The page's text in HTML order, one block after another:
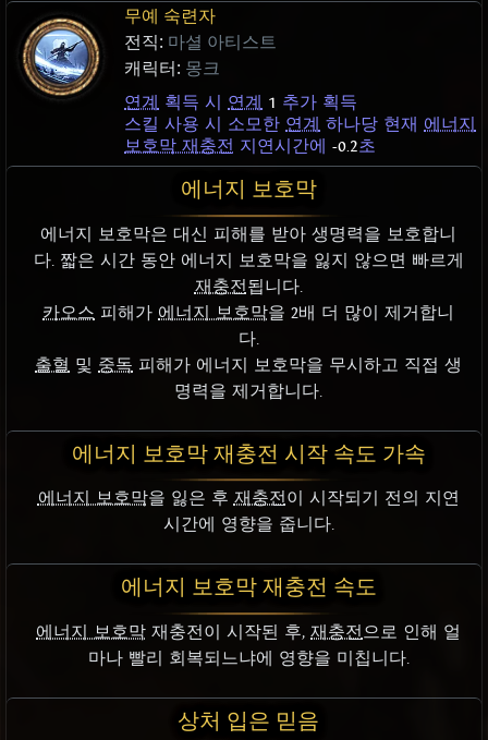
무예 숙련자
전직: 마셜 아티스트
캐릭터: 몽크
연계 획득 시 연계 1 추가 획득
스킬 사용 시 소모한 연계 하나당 현재 에너지
보호막 재충전 지연시간에 -0.2초
에너지 보호막
에너지 보호막은 대신 피해를 받아 생명력을 보호합니
다. 짧은 시간 동안 에너지 보호막을 잃지 않으면 빠르게
재충전 됩니다.
카오스 피해가 에너지 보호막을 2배 더 많이 제거합니
다.
출혈 및 중독 피해가 에너지 보호막을 무시하고 직접 생
명력을 제거합니다.
에너지 보호막 재충전 시작 속도 가속
에너지 보호막을 잃은 후 재충전이 시작되기 전의 지연
시간에 영향을 줍니다.
에너지 보호막 재충전 속도
에너지 보호막 재충전이 시작된 후, 재충전으로 인해 얼
마나 빨리 회복되느냐에 영향을 미칩니다.
상처 입은 믿음